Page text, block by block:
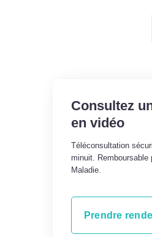
Consultez
en vidéo
Téléconsultation
minuit. Remboursable
Maladie.
Prendre